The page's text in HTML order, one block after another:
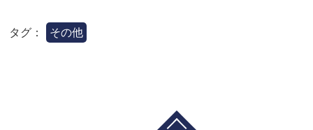
タグ： その他